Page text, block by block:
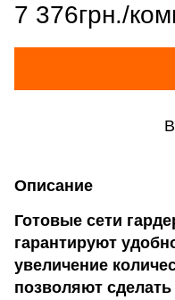
7 376грн./
Описание
Готовые сети
гарантируют
увеличение
позволяют